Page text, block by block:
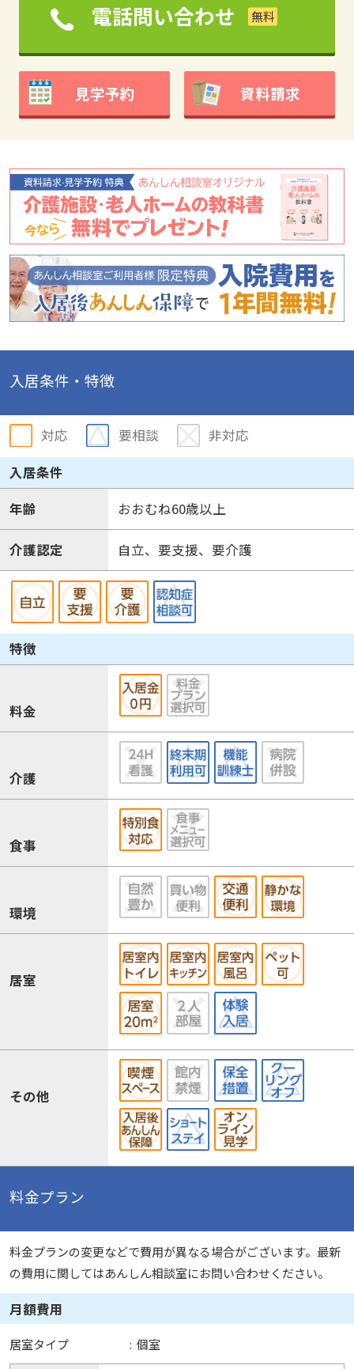
電話問い合わせ
見学予約 資料請求
入居条件・特徴
対応 要相談
非対応
入居条件
年齢
おおむね60歳以上
介護認定 自立、要支援、要介護
特徴
料金
介護
食事
環境
居室
その他
料金プラン
料金プランの変更などで費用が異なる場合がございます。最新
の費用に関してはあんしん相談室にお問い合わせください。
月額費用
居室タイプ : 個室